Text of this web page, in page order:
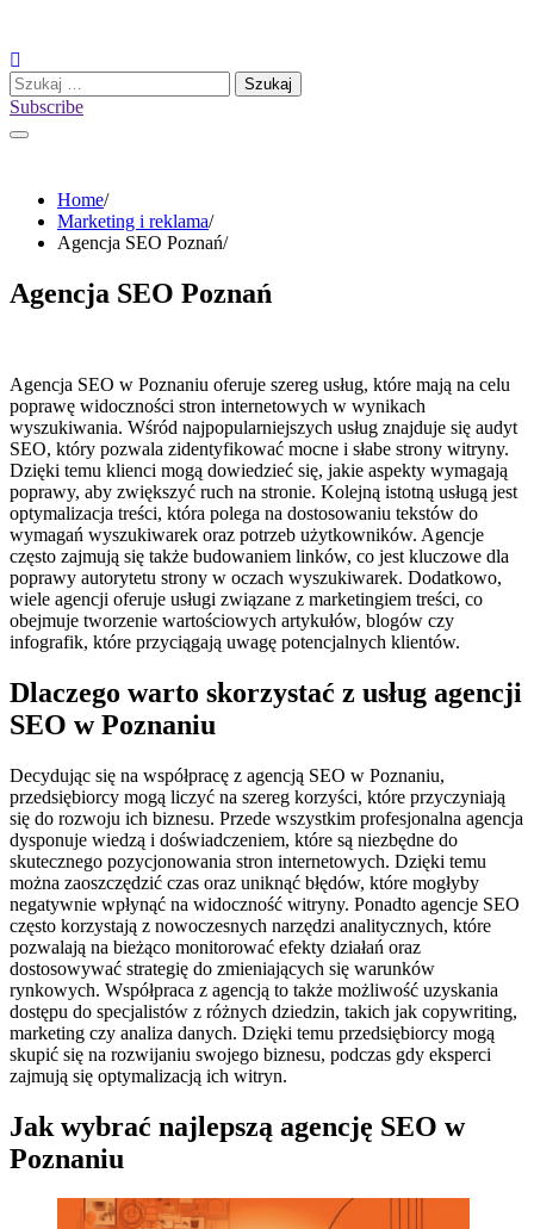
content
Szukaj:
Subscribe
Home
Marketing i reklama
Agencja SEO Poznań
Agencja SEO Poznań
Agencja SEO w Poznaniu oferuje szereg usług, które mają na celu
poprawę widoczności stron internetowych w wynikach
wyszukiwania. Wśród najpopularniejszych usług znajduje się audyt
SEO, który pozwala zidentyfikować mocne i słabe strony witryny.
Dzięki temu klienci mogą dowiedzieć się, jakie aspekty wymagają
poprawy, aby zwiększyć ruch na stronie. Kolejną istotną usługą jest
optymalizacja treści, która polega na dostosowaniu tekstów do
wymagań wyszukiwarek oraz potrzeb użytkowników. Agencje
często zajmują się także budowaniem linków, co jest kluczowe dla
poprawy autorytetu strony w oczach wyszukiwarek. Dodatkowo,
wiele agencji oferuje usługi związane z marketingiem treści, co
obejmuje tworzenie wartościowych artykułów, blogów czy
infografik, które przyciągają uwagę potencjalnych klientów.
Dlaczego warto skorzystać z usług agencji
SEO w Poznaniu
Decydując się na współpracę z agencją SEO w Poznaniu,
przedsiębiorcy mogą liczyć na szereg korzyści, które przyczyniają
się do rozwoju ich biznesu. Przede wszystkim profesjonalna agencja
dysponuje wiedzą i doświadczeniem, które są niezbędne do
skutecznego pozycjonowania stron internetowych. Dzięki temu
można zaoszczędzić czas oraz uniknąć błędów, które mogłyby
negatywnie wpłynąć na widoczność witryny. Ponadto agencje SEO
często korzystają z nowoczesnych narzędzi analitycznych, które
pozwalają na bieżąco monitorować efekty działań oraz
dostosowywać strategię do zmieniających się warunków
rynkowych. Współpraca z agencją to także możliwość uzyskania
dostępu do specjalistów z różnych dziedzin, takich jak copywriting,
marketing czy analiza danych. Dzięki temu przedsiębiorcy mogą
skupić się na rozwijaniu swojego biznesu, podczas gdy eksperci
zajmują się optymalizacją ich witryn.
Jak wybrać najlepszą agencję SEO w
Poznaniu